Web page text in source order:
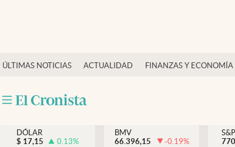
ÚLTIMAS NOTICIAS ACTUALIDAD FINANZAS Y ECONOMÍA
Actualidad
Internacionales
DÓLAR
$ 17,15 0.13%
BMV
66.396,15
-0.19%